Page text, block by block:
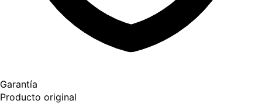
Garantía
Producto original